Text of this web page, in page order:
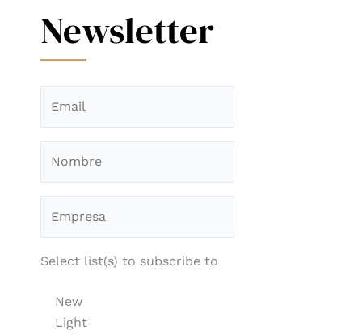
Newsletter
Select list(s) to subscribe to
New
Light